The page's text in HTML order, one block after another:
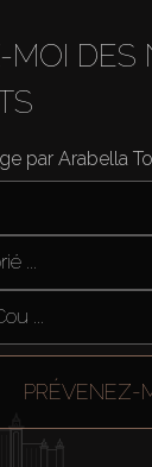
MOI DES
par Arabella
...
...
PRÉVENEZ-